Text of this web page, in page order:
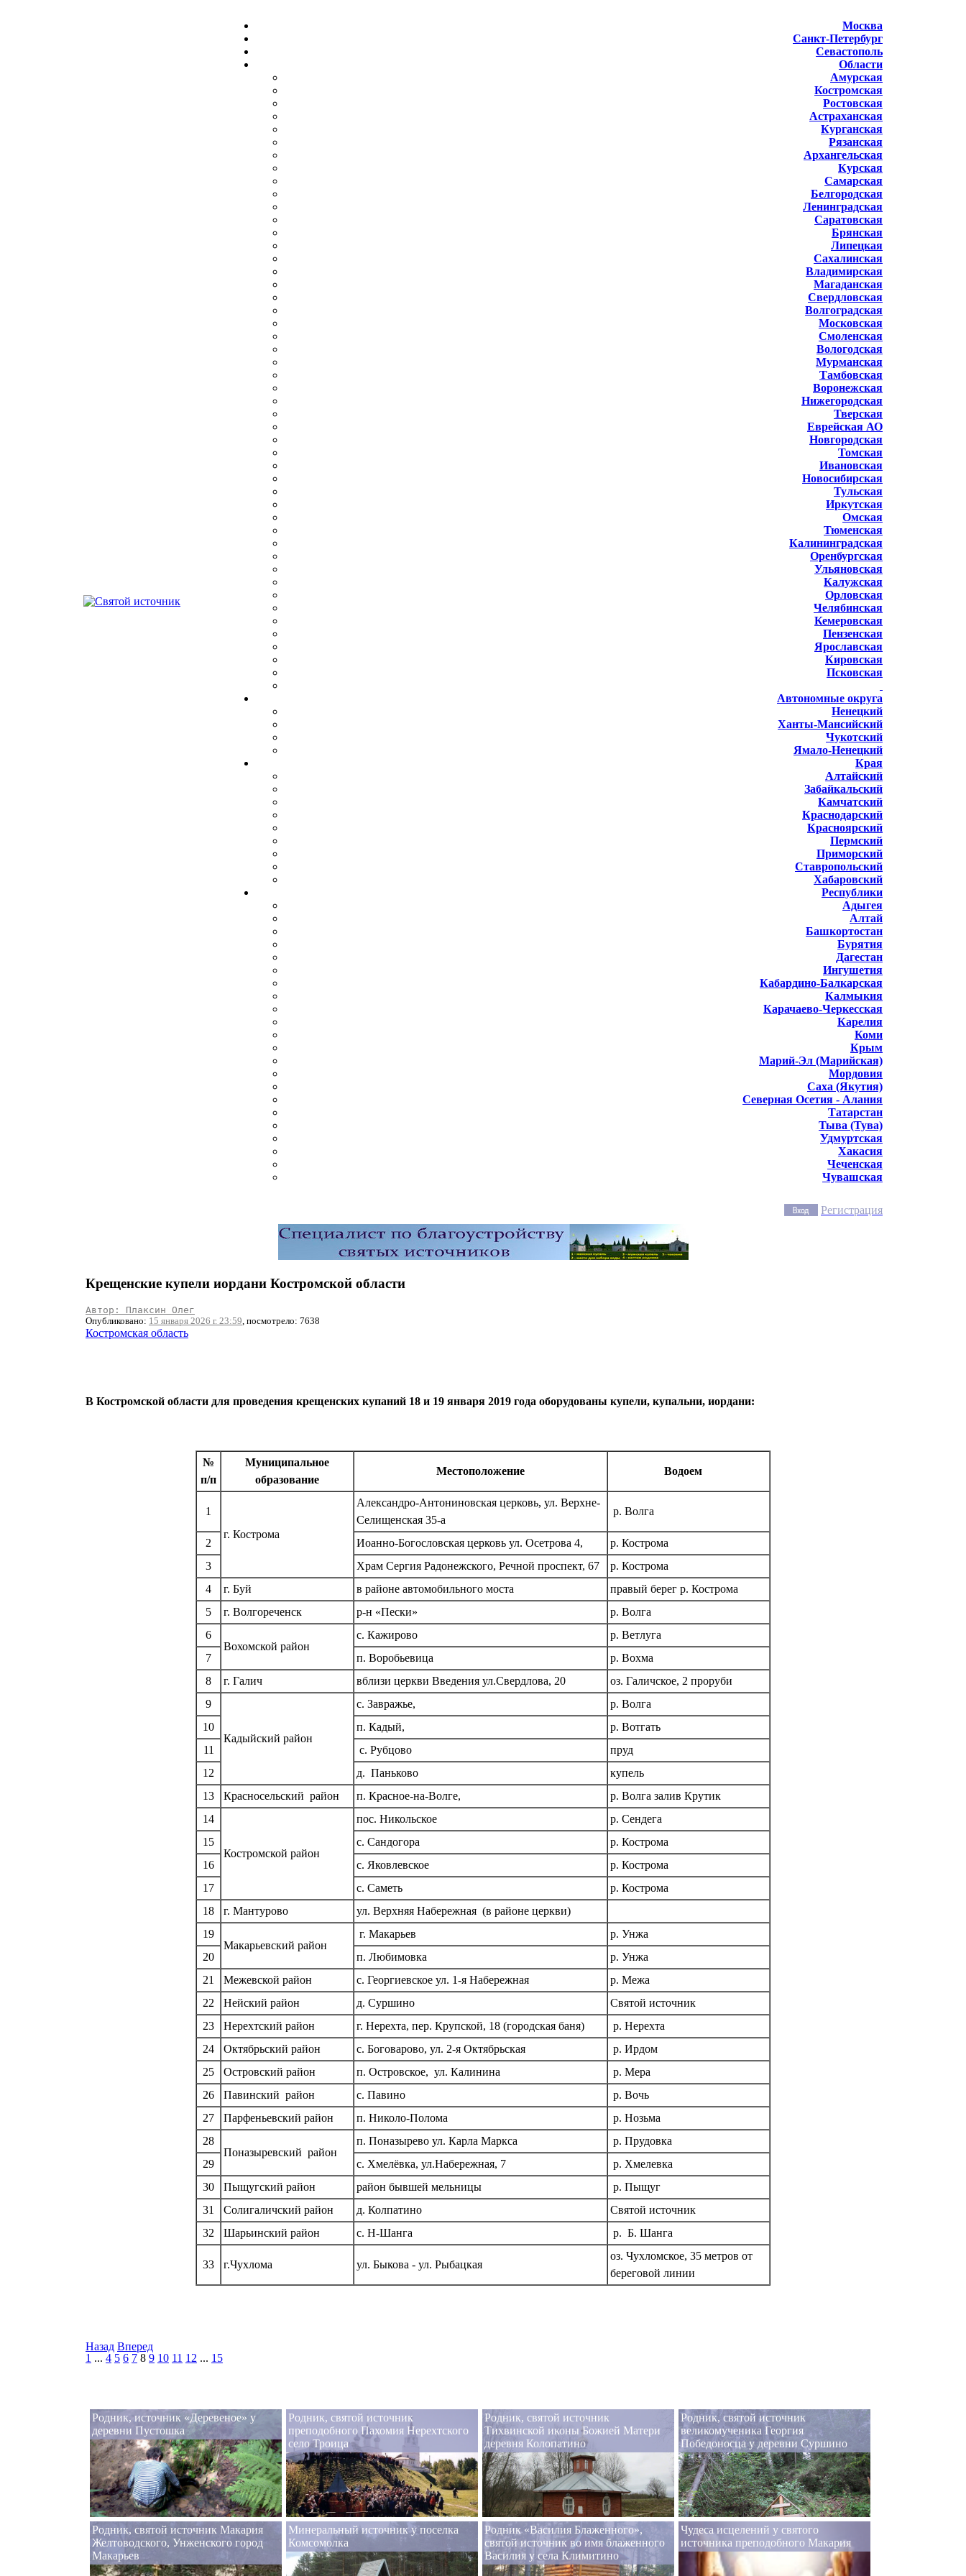
Москва
Санкт-Петербург
Севастополь
Области
Амурская
Костромская
Ростовская
Астраханская
Курганская
Рязанская
Архангельская
Курская
Самарская
Белгородская
Ленинградская
Саратовская
Брянская
Липецкая
Сахалинская
Владимирская
Магаданская
Свердловская
Волгоградская
Московская
Смоленская
Вологодская
Мурманская
Тамбовская
Воронежская
Нижегородская
Тверская
Еврейская АО
Новгородская
Томская
Ивановская
Новосибирская
Тульская
Иркутская
Омская
Тюменская
Калининградская
Оренбургская
Ульяновская
Калужская
Орловская
Челябинская
Кемеровская
Пензенская
Ярославская
Кировская
Псковская
Автономные округа
Ненецкий
Ханты-Мансийский
Чукотский
Ямало-Ненецкий
Края
Алтайский
Забайкальский
Камчатский
Краснодарский
Красноярский
Пермский
Приморский
Ставропольский
Хабаровский
Республики
Адыгея
Алтай
Башкортостан
Бурятия
Дагестан
Ингушетия
Кабардино-Балкарская
Калмыкия
Карачаево-Черкесская
Карелия
Коми
Крым
Марий-Эл (Марийская)
Мордовия
Саха (Якутия)
Северная Осетия - Алания
Татарстан
Тыва (Тува)
Удмуртская
Хакасия
Чеченская
Чувашская
Регистрация
Крещенские купели иордани Костромской области
Автор: Плаксин Олег
Опубликовано: 15 января 2026 г. 23:59, посмотрело: 7638
Костромская область
В Костромской области для проведения крещенских купаний 18 и 19 января 2019 года оборудованы купели, купальни, иордани:
№
п/п
Муниципальное
образование
Местоположение Водоем
1
г. Кострома
Александро-Антониновская церковь, ул. Верхне-
Селищенская 35-а
р. Волга
2 Иоанно-Богословская церковь ул. Осетрова 4,
р. Кострома
3
Храм Сергия Радонежского, Речной проспект, 67
р. Кострома
4
г. Буй в районе автомобильного моста
правый берег р. Кострома
5
г. Волгореченск р-н «Пески»
р. Волга
6
Вохомской район
с. Кажирово
р. Ветлуга
7
п. Воробьевица
р. Вохма
8
г. Галич вблизи церкви Введения ул.Свердлова, 20
оз. Галичское, 2 проруби
9
Кадыйский район
с. Завражье,
р. Волга
10
п. Кадый,
р. Вотгать
11
с. Рубцово
пруд
12
д. Паньково
купель
13
Красносельский район п. Красное-на-Волге,
р. Волга залив Крутик
14
Костромской район
пос. Никольское
р. Сендега
15
с. Сандогора
р. Кострома
16
с. Яковлевское
р. Кострома
17
с. Саметь
р. Кострома
18
г. Мантурово
ул. Верхняя Набережная (в районе церкви)
19
Макарьевский район
г. Макарьев
р. Унжа
20
п. Любимовка
р. Унжа
21
Межевской район с. Георгиевское ул. 1-я Набережная
р. Межа
22
Нейский район д. Суршино
Святой источник
23
Нерехтский район г. Нерехта, пер. Крупской, 18 (городская баня)
р. Нерехта
24
Октябрьский район с. Боговарово, ул. 2-я Октябрьская
р. Ирдом
25
Островский район п. Островское, ул. Калинина
р. Мера
26
Павинский район с. Павино
р. Вочь
27
Парфеньевский район п. Николо-Полома
р. Нозьма
28
Поназыревский район
п. Поназырево ул. Карла Маркса
р. Прудовка
29
с. Хмелёвка, ул.Набережная, 7
р. Хмелевка
30
Пыщугский район район бывшей мельницы
р. Пыщуг
31
Солигаличский район д. Колпатино
Святой источник
32
Шарьинский район с. Н-Шанга р. Б. Шанга
33 г.Чухлома ул. Быкова - ул. Рыбацкая
оз. Чухломское, 35 метров от
береговой линии
1 ... 4 5 6 7 8 9 10 11 12 ... 15
Назад Вперед
Родник, источник «Деревеное» у
деревни Пустошка
Родник, святой источник
преподобного Пахомия Нерехтского
село Троица
Родник, святой источник
Тихвинской иконы Божией Матери
деревня Колопатино
Родник, святой источник
великомученика Георгия
Победоносца у деревни Суршино
Родник, святой источник Макария
Желтоводского, Унженского город
Макарьев
Минеральный источник у поселка
Комсомолка
Родник «Василия Блаженного»,
святой источник во имя блаженного
Василия у села Климитино
Чудеса исцелений у святого
источника преподобного Макария